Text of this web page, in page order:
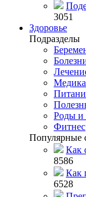
3051
Здоровье
Подразделы
Роды и
Фитнес
Популярные
Как
8586
Как
6528